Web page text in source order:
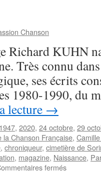
Chanson
Richard KUHN
Très connu
ses écrits
1980-1990, du
lecture →
1947, 2020, 24 octobre, 29
la Chanson Française,
, chroniqueur, cimetière de
, magazine, Naissance,
ferméssur